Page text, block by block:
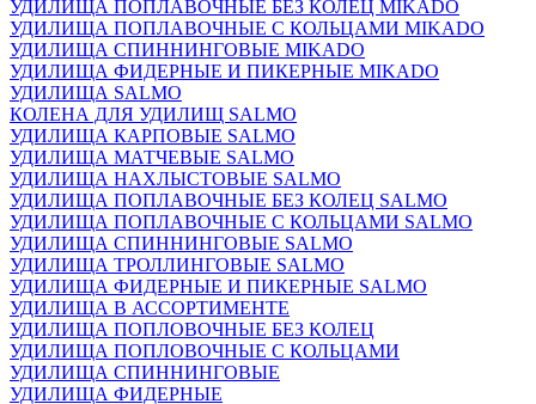
УДИЛИЩА ПОПЛАВОЧНЫЕ БЕЗ КОЛЕЦ MIKADO
УДИЛИЩА ПОПЛАВОЧНЫЕ С КОЛЬЦАМИ MIKADO
УДИЛИЩА СПИННИНГОВЫЕ MIKADO
УДИЛИЩА ФИДЕРНЫЕ И ПИКЕРНЫЕ MIKADO
УДИЛИЩА SALMO
КОЛЕНА ДЛЯ УДИЛИЩ SALMO
УДИЛИЩА КАРПОВЫЕ SALMO
УДИЛИЩА МАТЧЕВЫЕ SALMO
УДИЛИЩА НАХЛЫСТОВЫЕ SALMO
УДИЛИЩА ПОПЛАВОЧНЫЕ БЕЗ КОЛЕЦ SALMO
УДИЛИЩА ПОПЛАВОЧНЫЕ С КОЛЬЦАМИ SALMO
УДИЛИЩА СПИННИНГОВЫЕ SALMO
УДИЛИЩА ТРОЛЛИНГОВЫЕ SALMO
УДИЛИЩА ФИДЕРНЫЕ И ПИКЕРНЫЕ SALMO
УДИЛИЩА В АССОРТИМЕНТЕ
УДИЛИЩА ПОПЛОВОЧНЫЕ БЕЗ КОЛЕЦ
УДИЛИЩА ПОПЛОВОЧНЫЕ С КОЛЬЦАМИ
УДИЛИЩА СПИННИНГОВЫЕ
УДИЛИЩА ФИДЕРНЫЕ